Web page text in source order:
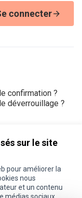
sur le site
pour améliorer la
nous
et un contenu
connecter
confirmation ?
déverrouillage ?